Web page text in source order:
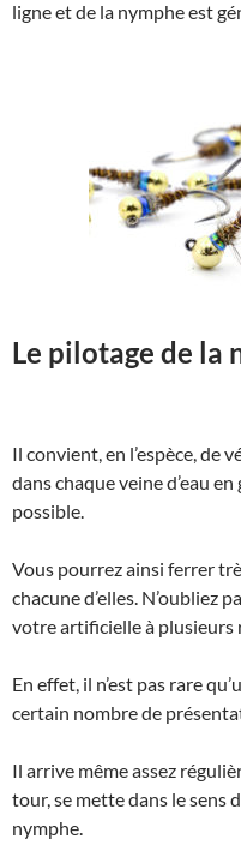
ligne et de la nymphe est
Le pilotage de la
Il convient, en l’espèce, de
dans chaque veine d’eau
possible.
Vous pourrez ainsi ferrer
chacune d’elles. N’oubliez
votre artificielle à plusieurs
En effet, il n’est pas rare
certain nombre de
Il arrive même assez
tour, se mette dans le
nymphe.